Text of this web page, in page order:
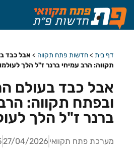
דף בית >חדשות פתח תקווה > אבל כבד
תקווה: הרב עמיחי ברנר ז"ל הלך לעולמו
אבל כבד בעולם
ובפתח תקווה:
ברנר ז"ל הלך
מערכת פתח תקוואי 27/04/2026